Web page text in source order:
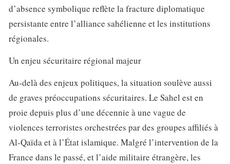
d’absence symbolique reflète la fracture diplomatique
persistante entre l’alliance sahélienne et les institutions
régionales.
Un enjeu sécuritaire régional majeur
Au-delà des enjeux politiques, la situation soulève aussi
de graves préoccupations sécuritaires. Le Sahel est en
proie depuis plus d’une décennie à une vague de
violences terroristes orchestrées par des groupes affiliés à
Al-Qaïda et à l’État islamique. Malgré l’intervention de la
France dans le passé, et l’aide militaire étrangère, les